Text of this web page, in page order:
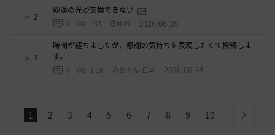
2
砂漠の光が交換できない
0 933 倉庫の 2026.06.26
3
時間が経ちましたが、感謝の気持ちを表現したくて投稿しま
す。
0 1.1K みめぐん-日本 2026.06.24
1 2 3 4 5 6 7 8 9 10 next